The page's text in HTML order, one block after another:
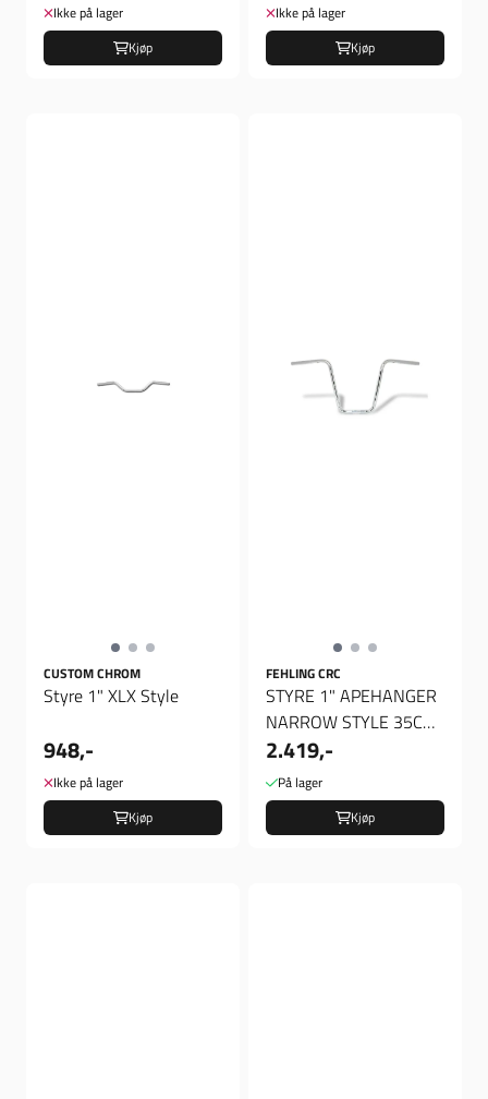
Ikke på lager
Kjøp
Ikke på lager
Kjøp
CUSTOM CHROM
Styre 1" XLX Style
948,-
Ikke på lager
Kjøp
FEHLING CRC
STYRE 1" APEHANGER
NARROW STYLE 35CM
HIGH
2.419,-
På lager
Kjøp